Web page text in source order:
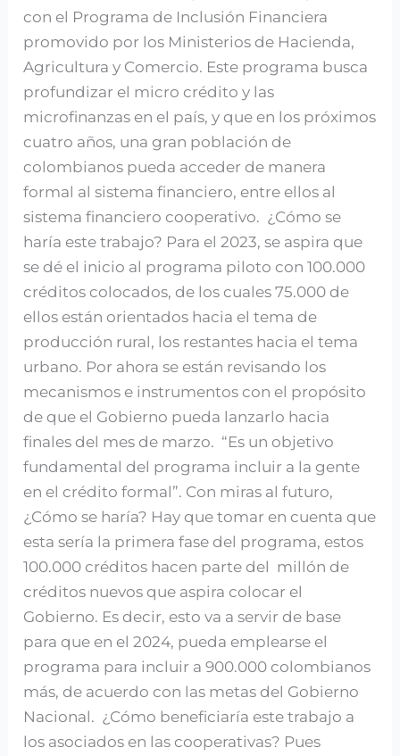
con el Programa de Inclusión Financiera
promovido por los Ministerios de Hacienda,
Agricultura y Comercio. Este programa busca
profundizar el micro crédito y las
microfinanzas en el país, y que en los próximos
cuatro años, una gran población de
colombianos pueda acceder de manera
formal al sistema financiero, entre ellos al
sistema financiero cooperativo. ¿Cómo se
haría este trabajo? Para el 2023, se aspira que
se dé el inicio al programa piloto con 100.000
créditos colocados, de los cuales 75.000 de
ellos están orientados hacia el tema de
producción rural, los restantes hacia el tema
urbano. Por ahora se están revisando los
mecanismos e instrumentos con el propósito
de que el Gobierno pueda lanzarlo hacia
finales del mes de marzo. “Es un objetivo
fundamental del programa incluir a la gente
en el crédito formal”. Con miras al futuro,
¿Cómo se haría? Hay que tomar en cuenta que
esta sería la primera fase del programa, estos
100.000 créditos hacen parte del millón de
créditos nuevos que aspira colocar el
Gobierno. Es decir, esto va a servir de base
para que en el 2024, pueda emplearse el
programa para incluir a 900.000 colombianos
más, de acuerdo con las metas del Gobierno
Nacional. ¿Cómo beneficiaría este trabajo a
los asociados en las cooperativas? Pues